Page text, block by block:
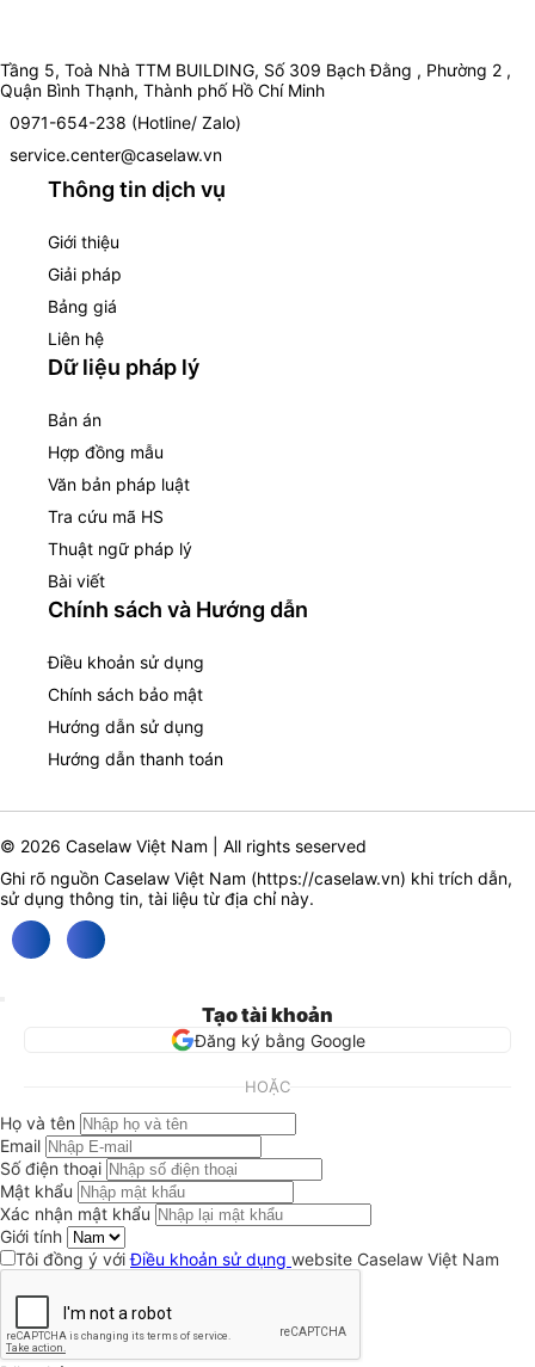
Tầng 5, Toà Nhà TTM BUILDING, Số 309 Bạch Đằng , Phường 2 ,
Quận Bình Thạnh, Thành phố Hồ Chí Minh
0971-654-238 (Hotline/ Zalo)
service.center@caselaw.vn
Thông tin dịch vụ
Giới thiệu
Giải pháp
Bảng giá
Liên hệ
Dữ liệu pháp lý
Bản án
Hợp đồng mẫu
Văn bản pháp luật
Tra cứu mã HS
Thuật ngữ pháp lý
Bài viết
Chính sách và Hướng dẫn
Điều khoản sử dụng
Chính sách bảo mật
Hướng dẫn sử dụng
Hướng dẫn thanh toán
© 2026 Caselaw Việt Nam | All rights seserved
Ghi rõ nguồn Caselaw Việt Nam (https://caselaw.vn) khi trích dẫn,
sử dụng thông tin, tài liệu từ địa chỉ này.
Tạo tài khoản
Đăng ký bằng Google
HOẶC
Họ và tên
Email
Số điện thoại
Mật khẩu
Xác nhận mật khẩu
Giới tính
Tôi đồng ý vớiĐiều khoản sử dụng website Caselaw Việt Nam